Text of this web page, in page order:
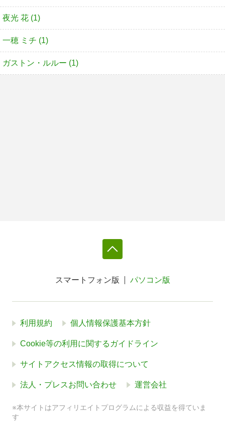
夜光 花 (1)
一穂 ミチ (1)
ガストン・ルルー (1)
スマートフォン版 パソコン版
利用規約 個人情報保護基本方針
Cookie等の利用に関するガイドライン
サイトアクセス情報の取得について
法人・プレスお問い合わせ 運営会社
※本サイトはアフィリエイトプログラムによる収益を得ていま
す